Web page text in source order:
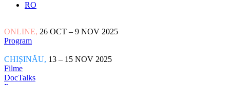
RO
ONLINE, 26 OCT – 9 NOV 2025
Program
CHIȘINĂU, 13 – 15 NOV 2025
Filme
DocTalks